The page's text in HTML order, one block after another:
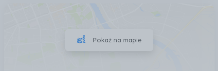
Pokaż na mapie